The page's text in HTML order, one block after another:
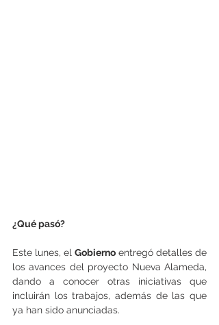
¿Qué pasó?
Este lunes, el Gobierno entregó detalles de
los avances del proyecto Nueva Alameda,
dando a conocer otras iniciativas que
incluirán los trabajos, además de las que
ya han sido anunciadas.